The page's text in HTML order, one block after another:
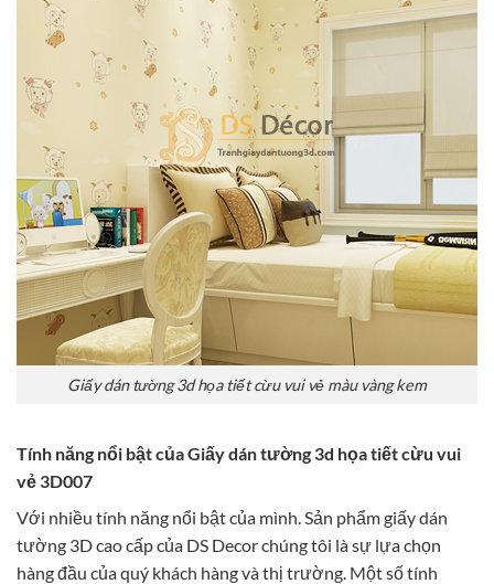
Giấy dán tường 3d họa tiết cừu vui vẻ màu vàng kem
Tính năng nổi bật của Giấy dán tường 3d họa tiết cừu vui
vẻ 3D007
Với nhiều tính năng nổi bật của mình. Sản phẩm giấy dán
tường 3D cao cấp của DS Decor chúng tôi là sự lựa chọn
hàng đầu của quý khách hàng và thị trường. Một số tính